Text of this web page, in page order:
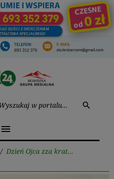
search
menu
/ Dzień Ojca zza krat…